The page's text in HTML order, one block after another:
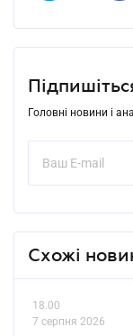
Головні новини і
Схожі
18.00
7 серпня 2026